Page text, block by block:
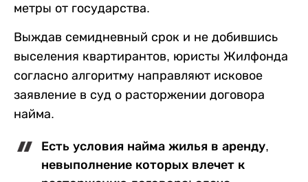
метры от государства.
Выждав семидневный срок и не добившись
выселения квартирантов, юристы Жилфонда
согласно алгоритму направляют исковое
заявление в суд о расторжении договора
найма.
Есть условия найма жилья в аренду,
невыполнение которых влечет к